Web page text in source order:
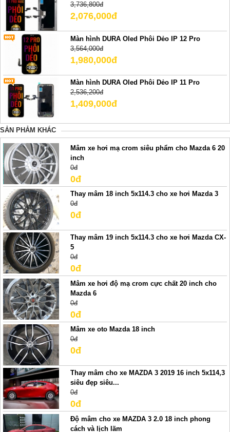
3,736,800đ
2,076,000đ
Màn hình DURA Oled Phôi Dẻo IP 12 Pro
3,564,000đ
1,980,000đ
Màn hình DURA Oled Phôi Dẻo IP 11 Pro
2,536,200đ
1,409,000đ
SẢN PHẢM KHÁC
Mâm xe hơi mạ crom siêu phẩm cho Mazda 6 20
inch
0đ
0đ
Thay mâm 18 inch 5x114.3 cho xe hơi Mazda 3
0đ
0đ
Thay mâm 19 inch 5x114.3 cho xe hơi Mazda CX-
5
0đ
0đ
Mâm xe hơi độ mạ crom cực chất 20 inch cho
Mazda 6
0đ
0đ
Mâm xe oto Mazda 18 inch
0đ
0đ
Thay mâm cho xe MAZDA 3 2019 16 inch 5x114,3
siêu đẹp siêu...
0đ
0đ
Độ mâm cho xe MAZDA 3 2.0 18 inch phong
cách và lịch lãm